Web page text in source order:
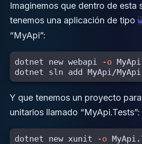
Imaginemos que dentro de esta
tenemos una aplicación de tipo
“MyApi”:
dotnet new webapi -o MyApi
Y que tenemos un proyecto
unitarios llamado “MyApi.Tests”:
dotnet new xunit -o